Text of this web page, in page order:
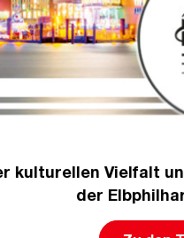
kulturellen Vielfalt
der